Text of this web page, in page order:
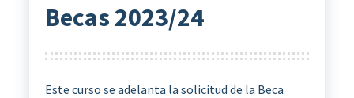
Becas 2023/24
Este curso se adelanta la solicitud de la Beca